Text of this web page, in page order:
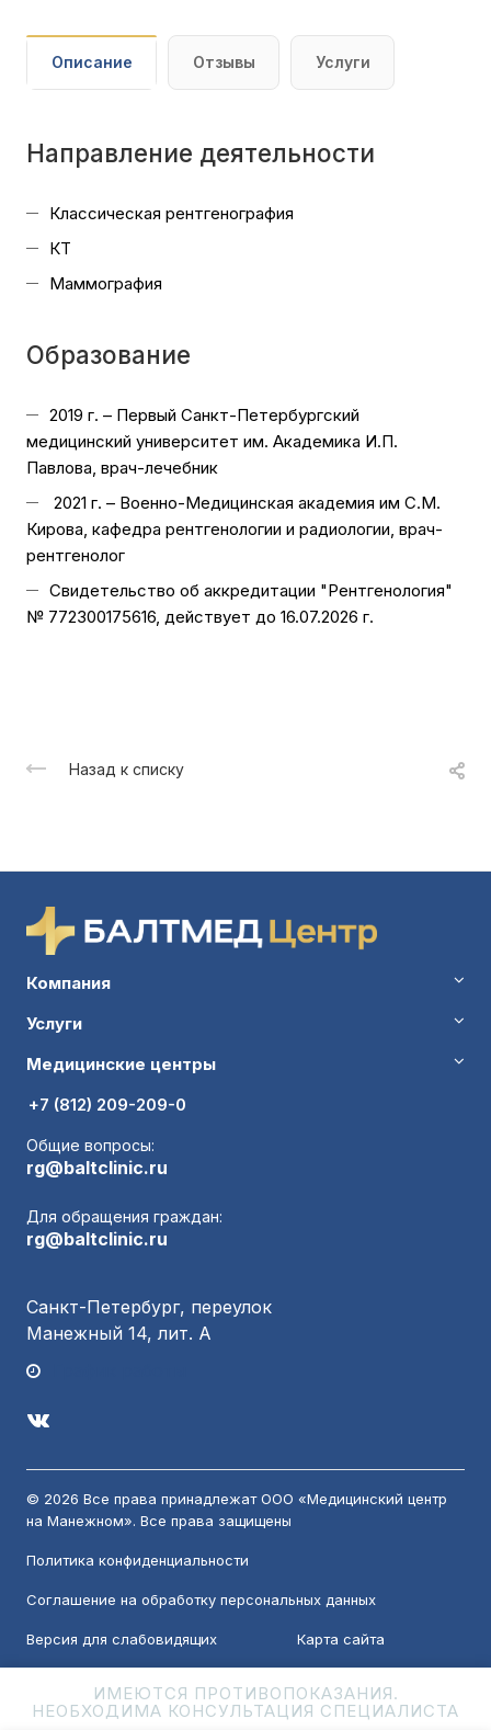
Описание Отзывы Услуги
Направление деятельности
Классическая рентгенография
КТ
Маммография
Образование
2019 г. – Первый Санкт-Петербургский
медицинский университет им. Академика И.П.
Павлова, врач-лечебник
2021 г. – Военно-Медицинская академия им С.М.
Кирова, кафедра рентгенологии и радиологии, врач-
рентгенолог
Свидетельство об аккредитации "Рентгенология"
№ 772300175616, действует до 16.07.2026 г.
Назад к списку
Компания
Услуги
Медицинские центры
+7 (812) 209-209-0
Общие вопросы:
rg@baltclinic.ru
Для обращения граждан:
rg@baltclinic.ru
Санкт-Петербург, переулок
Манежный 14, лит. А
© 2026 Все права принадлежат ООО «Медицинский центр
на Манежном». Все права защищены
Политика конфиденциальности
Соглашение на обработку персональных данных
Версия для слабовидящих Карта сайта
ИМЕЮТСЯ ПРОТИВОПОКАЗАНИЯ.
НЕОБХОДИМА КОНСУЛЬТАЦИЯ СПЕЦИАЛИСТА